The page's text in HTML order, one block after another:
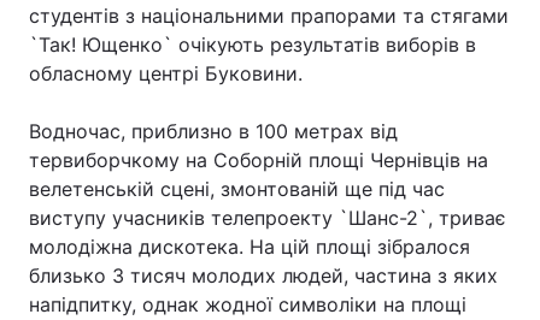
студентів з національними прапорами та стягами
`Так! Ющенко` очікують результатів виборів в
обласному центрі Буковини.
Водночас, приблизно в 100 метрах від
тервиборчкому на Соборній площі Чернівців на
велетенській сцені, змонтованій ще під час
виступу учасників телепроекту `Шанс-2`, триває
молодіжна дискотека. На цій площі зібралося
близько 3 тисяч молодих людей, частина з яких
напідпитку, однак жодної символіки на площі